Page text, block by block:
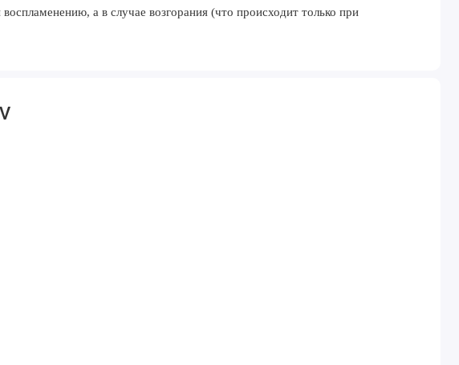
а в случае возгорания (что происходит только при